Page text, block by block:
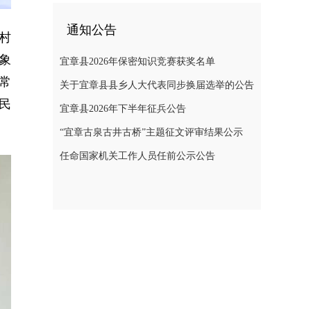
通知公告
宜章县2026年保密知识竞赛获奖名单
关于宜章县县乡人大代表同步换届选举的公告
宜章县2026年下半年征兵公告
“宜章古泉古井古桥”主题征文评审结果公示
任命国家机关工作人员任前公示公告